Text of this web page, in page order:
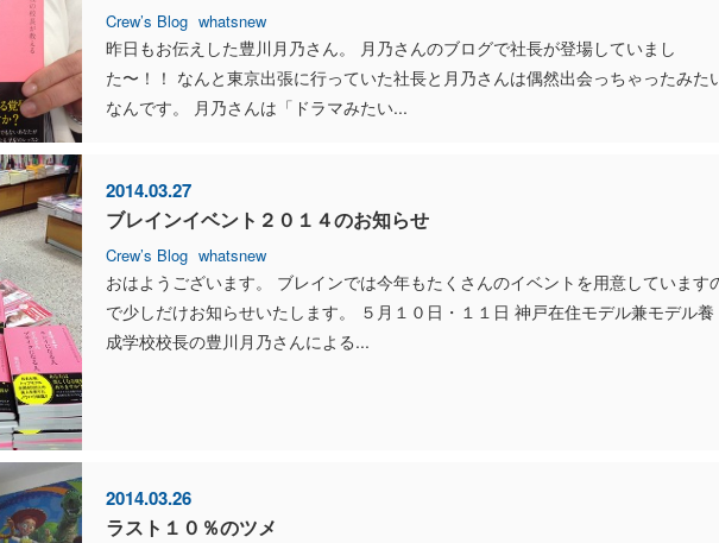
Crew’s Blog whatsnew
昨日もお伝えした豊川月乃さん。 月乃さんのブログで社長が登場していまし
た〜！！ なんと東京出張に行っていた社長と月乃さんは偶然出会っちゃったみた
なんです。 月乃さんは「ドラマみたい...
2014.03.27
ブレインイベント２０１４のお知らせ
Crew’s Blog whatsnew
おはようございます。 ブレインでは今年もたくさんのイベントを用意しています
で少しだけお知らせいたします。 ５月１０日・１１日 神戸在住モデル兼モデル養
成学校校長の豊川月乃さんによる...
2014.03.26
ラスト１０％のツメ